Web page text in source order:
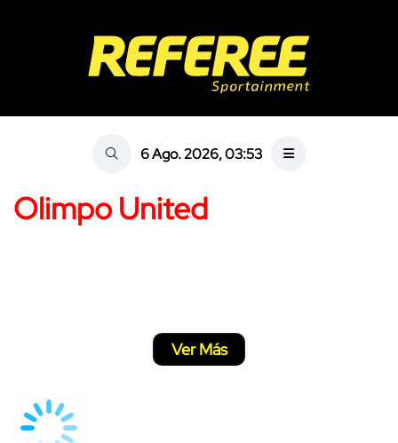
6 Ago. 2026, 03:53
Olimpo United
Ver Más